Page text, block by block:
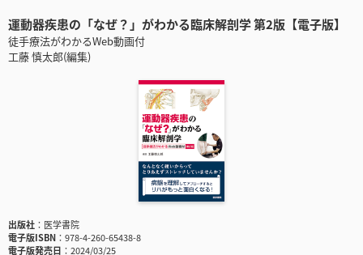
運動器疾患の「なぜ？」がわかる臨床解剖学 第2版【電子版】
徒手療法がわかるWeb動画付
工藤 慎太郎(編集)
出版社
医学書院
電子版ISBN
978-4-260-65438-8
電子版発売日
2024/03/25